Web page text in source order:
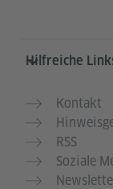
Hilfreiche
Kontakt
RSS
Soziale